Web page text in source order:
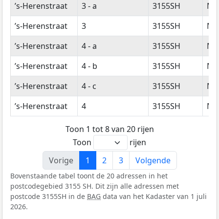
’s-Herenstraat 3 - a 3155SH
’s-Herenstraat
3 3155SH
’s-Herenstraat
4 - a 3155SH
’s-Herenstraat
4 - b 3155SH
’s-Herenstraat
4 - c 3155SH
’s-Herenstraat
4 3155SH
Toon 1 tot 8 van 20 rijen
Toon
rijen
Vorige
1 2 3 Volgende
Bovenstaande tabel toont de 20 adressen in het
postcodegebied 3155 SH. Dit zijn alle adressen met
postcode 3155SH in de BAG data van het Kadaster van 1 juli
2026.